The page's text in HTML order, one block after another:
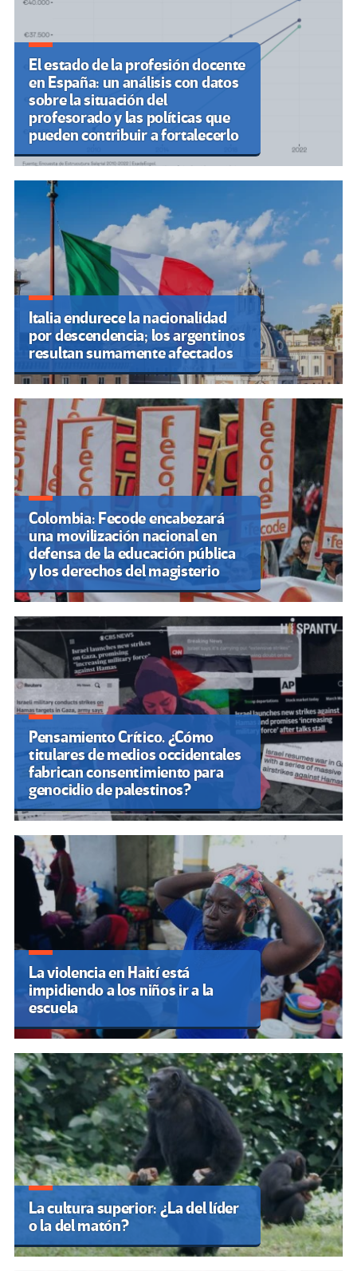
El estado de la profesión docente
en España: un análisis con datos
sobre la situación del
profesorado y las políticas que
pueden contribuir a fortalecerlo
Italia endurece la nacionalidad
por descendencia; los argentinos
resultan sumamente afectados
Colombia: Fecode encabezará
una movilización nacional en
defensa de la educación pública
y los derechos del magisterio
Pensamiento Crítico. ¿Cómo
titulares de medios occidentales
fabrican consentimiento para
genocidio de palestinos?
La violencia en Haití está
impidiendo a los niños ir a la
escuela
La cultura superior: ¿La del líder
o la del matón?